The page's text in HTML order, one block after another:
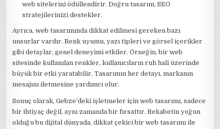
web sitelerini ödüllendirir. Doğru tasarım, SEO
stratejilerinizi destekler.
Ayrıca, web tasarımında dikkat edilmesi gereken bazı
unsurlar vardır. Renk uyumu, yazı tipleri ve görsel içerikler
gibi detaylar, genel deneyimi etkiler. Örneğin, bir web
sitesinde kullanılan renkler, kullanıcıların ruh hali üzerinde
büyük bir etki yaratabilir. Tasarımın her detayı, markanın
mesajını iletmesine yardımcı olur.
Sonuç olarak, Gebze’deki işletmeler için web tasarımı, sadece
bir ihtiyaç değil, aynı zamanda bir fırsattır. Rekabetin yoğun
olduğu bu dijital dünyada, dikkat çekici bir web tasarımı ile